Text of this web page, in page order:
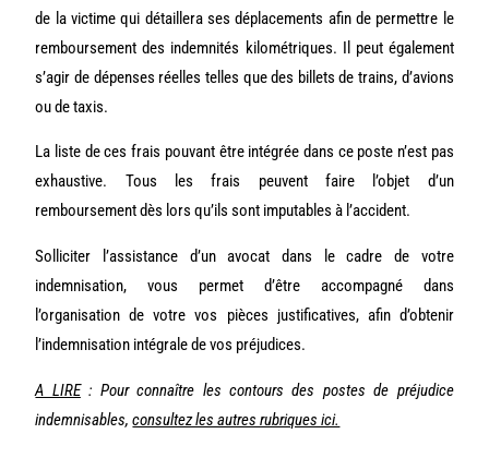
de la victime qui détaillera ses déplacements afin de permettre le
remboursement des indemnités kilométriques. Il peut également
s’agir de dépenses réelles telles que des billets de trains, d’avions
ou de taxis.
La liste de ces frais pouvant être intégrée dans ce poste n’est pas
exhaustive. Tous les frais peuvent faire l’objet d’un
remboursement dès lors qu’ils sont imputables à l’accident.
Solliciter l’assistance d’un avocat dans le cadre de votre
indemnisation, vous permet d’être accompagné dans
l’organisation de votre vos pièces justificatives, afin d’obtenir
l’indemnisation intégrale de vos préjudices.
A LIRE: Pour connaître les contours des postes de préjudice
indemnisables,consultez les autres rubriques ici.